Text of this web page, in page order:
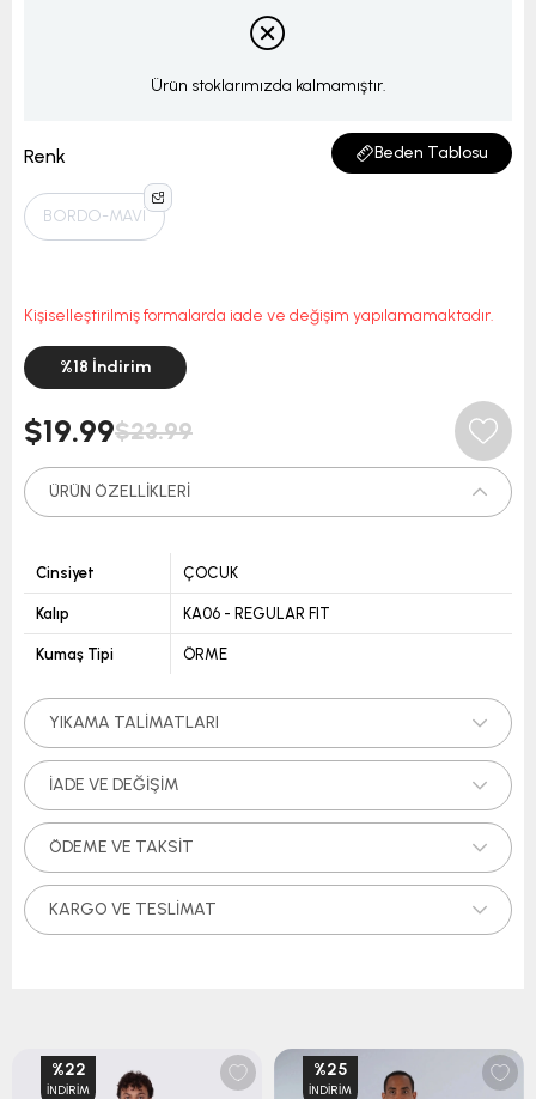
Ürün stoklarımızda kalmamıştır.
Renk Beden Tablosu
BORDO-MAVİ
Kişiselleştirilmiş formalarda iade ve değişim yapılamamaktadır.
%18 İndirim
$23.99
$19.99
ÜRÜN ÖZELLIKLERI
Cinsiyet ÇOCUK
Kalıp KA06 - REGULAR FIT
Kumaş Tipi ÖRME
YIKAMA TALIMATLARI
İADE VE DEĞIŞIM
ÖDEME VE TAKSIT
KARGO VE TESLIMAT
%22
İNDIRIM
%25
İNDIRIM